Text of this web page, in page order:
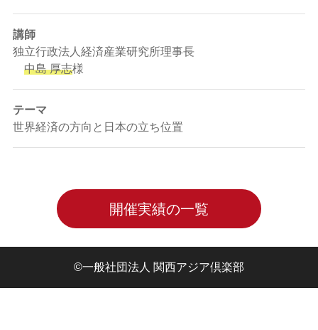
講師
独立行政法人経済産業研究所理事長
中島 厚志様
テーマ
世界経済の方向と日本の立ち位置
開催実績の一覧
©一般社団法人 関西アジア倶楽部